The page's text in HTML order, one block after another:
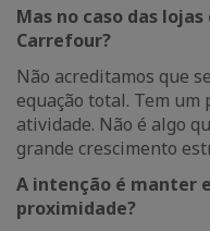
Mas no caso das
Carrefour?
Não acreditamos que
equação total. Tem um
atividade. Não é algo
grande crescimento
A intenção é manter
proximidade?